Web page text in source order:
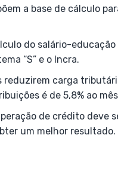
a base de cálculo
do salário-educação
“S” e o Incra.
reduzirem carga
é de 5,8% ao
de crédito deve
um melhor resultado.